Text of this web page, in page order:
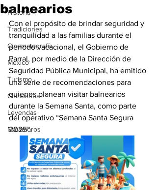
Historia
Tradiciones
Cinematografía
México
Turismo
Chihuahua
Leyendas
Matamoros
balnearios
Con el propósito de brindar seguridad y
tranquilidad a las familias durante el
periodo vacacional, el Gobierno de
Parral, por medio de la Dirección de
Seguridad Pública Municipal, ha emitido
una serie de recomendaciones para
quienes planean visitar balnearios
durante la Semana Santa, como parte
del operativo “Semana Santa Segura
2025”.